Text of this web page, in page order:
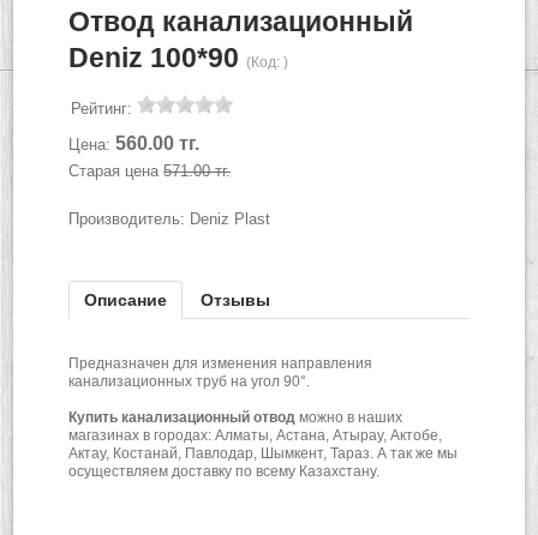
Отвод канализационный
Deniz 100*90 (Код: )
Рейтинг:
Цена: 560.00 тг.
Старая цена 571.00 тг.
Производитель: Deniz Plast
Описание Отзывы
Предназначен для изменения направления
канализационных труб на угол 90°.
Купить канализационный отводможно в наших
магазинах в городах: Алматы, Астана, Атырау, Актобе,
Актау, Костанай, Павлодар, Шымкент, Тараз. А так же мы
осуществляем доставку по всему Казахстану.